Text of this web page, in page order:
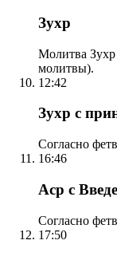
Зухр
Молитва Зухр
молитвы).
12:42
Зухр с
Согласно
16:46
Аср с
Согласно
17:50